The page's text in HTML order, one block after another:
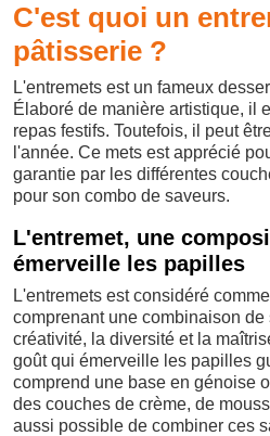
C'est quoi un
pâtisserie ?
L'entremets est un fameux
Élaboré de manière artistique, il
repas festifs. Toutefois, il peut
l'année. Ce mets est apprécié
garantie par les différentes
pour son combo de saveurs.
L'entremet, une
émerveille les papilles
L'entremets est considéré
comprenant une combinaison de
créativité, la diversité et la
goût qui émerveille les papilles
comprend une base en génoise
des couches de crème, de
aussi possible de combiner ces